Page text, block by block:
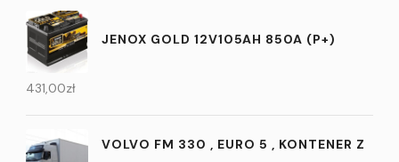
JENOX GOLD 12V105AH 850A (P+)
431,00zł
VOLVO FM 330 , EURO 5 , KONTENER Z